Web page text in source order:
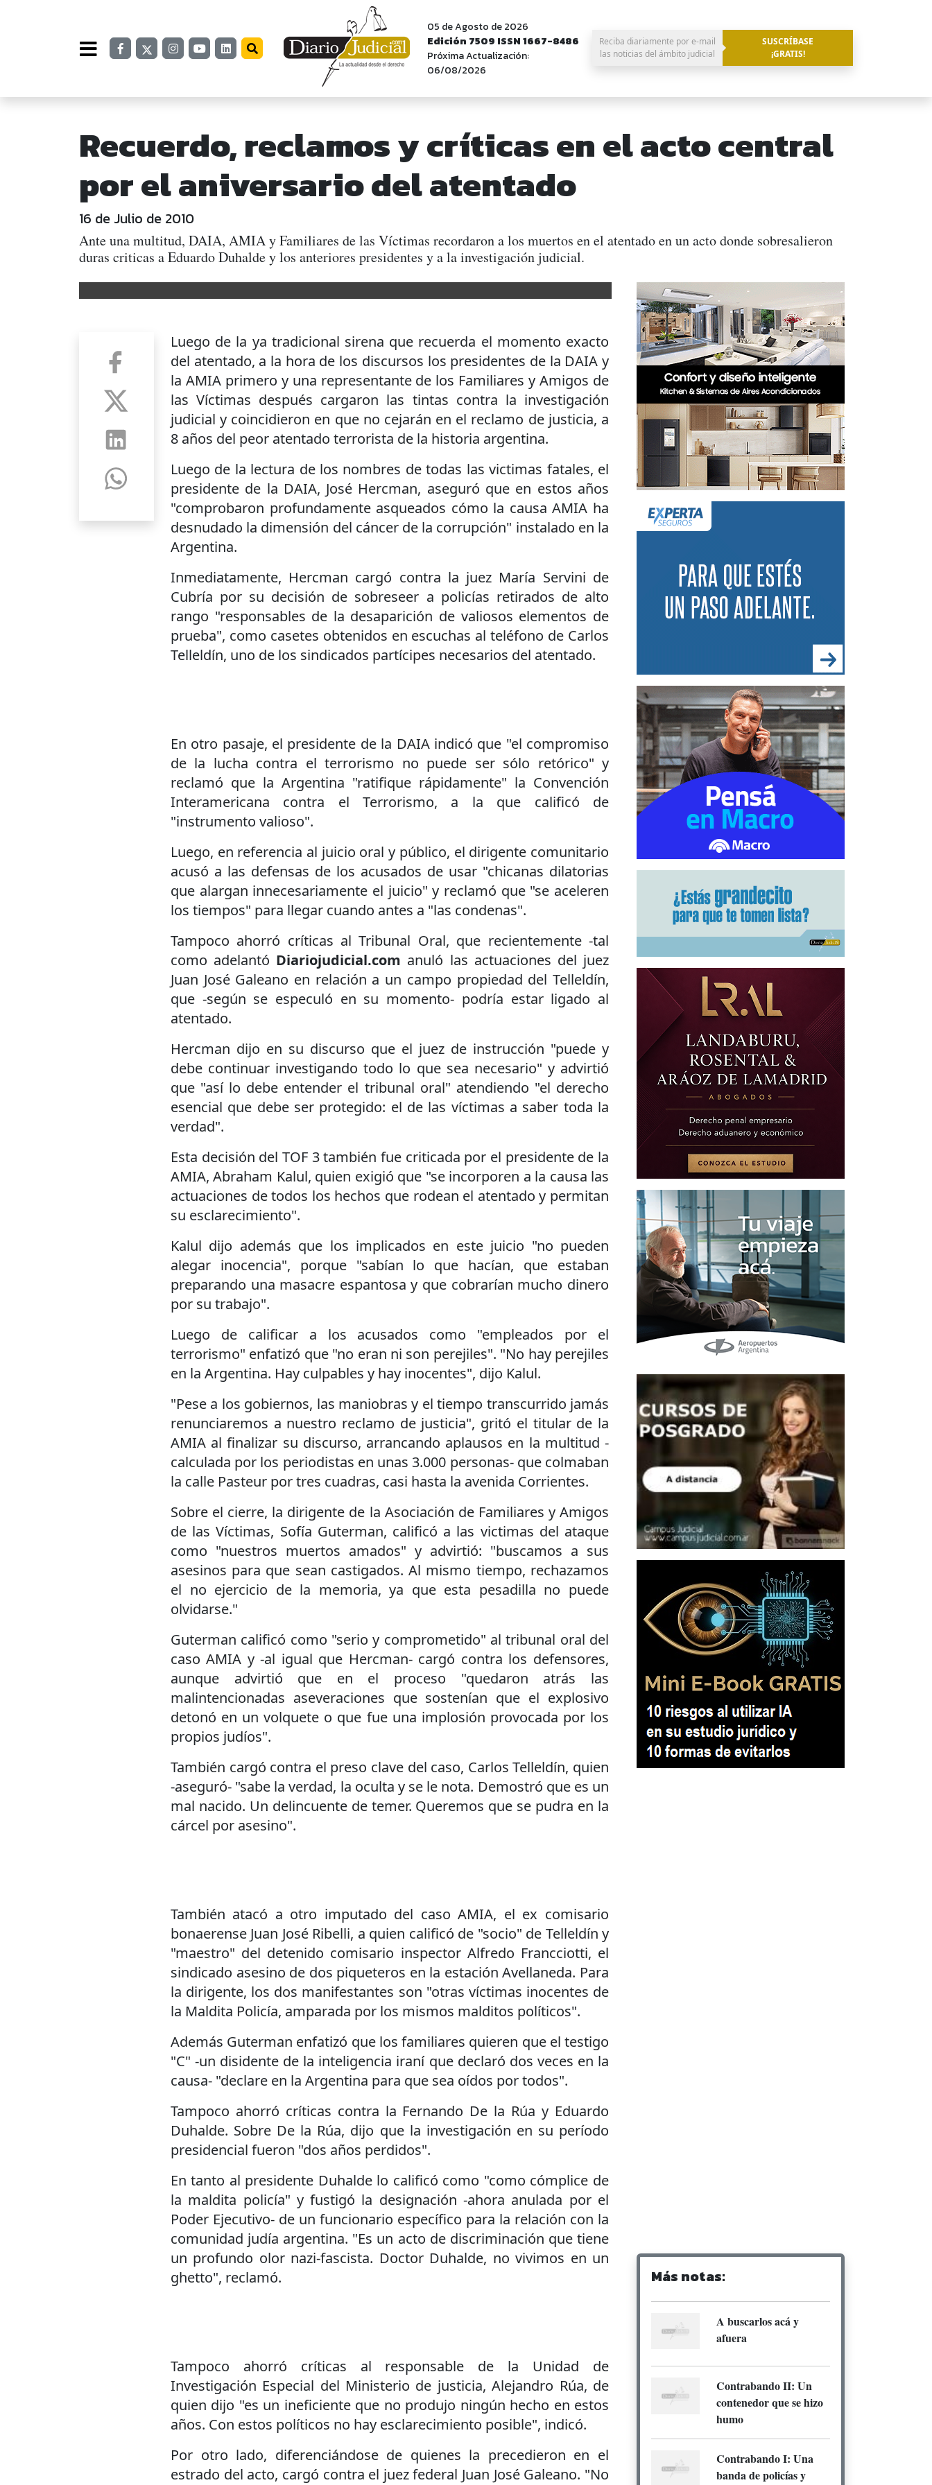
05 de Agosto de 2026
Edición 7509 ISSN 1667-8486
Próxima Actualización:
06/08/2026
Reciba diariamente por e-mail
las noticias del ámbito judicial
SUSCRÍBASE
¡GRATIS!
Recuerdo, reclamos y críticas en el acto central
por el aniversario del atentado
16 de Julio de 2010
Ante una multitud, DAIA, AMIA y Familiares de las Víctimas recordaron a los muertos en el atentado en un acto donde sobresalieron
duras criticas a Eduardo Duhalde y los anteriores presidentes y a la investigación judicial.
Luego de la ya tradicional sirena que recuerda el momento exacto
del atentado, a la hora de los discursos los presidentes de la DAIA y
la AMIA primero y una representante de los Familiares y Amigos de
las Víctimas después cargaron las tintas contra la investigación
judicial y coincidieron en que no cejarán en el reclamo de justicia, a
8 años del peor atentado terrorista de la historia argentina.
Luego de la lectura de los nombres de todas las victimas fatales, el
presidente de la DAIA, José Hercman, aseguró que en estos años
"comprobaron profundamente asqueados cómo la causa AMIA ha
desnudado la dimensión del cáncer de la corrupción" instalado en la
Argentina.
Inmediatamente, Hercman cargó contra la juez María Servini de
Cubría por su decisión de sobreseer a policías retirados de alto
rango "responsables de la desaparición de valiosos elementos de
prueba", como casetes obtenidos en escuchas al teléfono de Carlos
Telleldín, uno de los sindicados partícipes necesarios del atentado.
En otro pasaje, el presidente de la DAIA indicó que "el compromiso
de la lucha contra el terrorismo no puede ser sólo retórico" y
reclamó que la Argentina "ratifique rápidamente" la Convención
Interamericana contra el Terrorismo, a la que calificó de
"instrumento valioso".
Luego, en referencia al juicio oral y público, el dirigente comunitario
acusó a las defensas de los acusados de usar "chicanas dilatorias
que alargan innecesariamente el juicio" y reclamó que "se aceleren
los tiempos" para llegar cuando antes a "las condenas".
Tampoco ahorró críticas al Tribunal Oral, que recientemente -tal
como adelantó Diariojudicial.com anuló las actuaciones del juez
Juan José Galeano en relación a un campo propiedad del Telleldín,
que -según se especuló en su momento- podría estar ligado al
atentado.
Hercman dijo en su discurso que el juez de instrucción "puede y
debe continuar investigando todo lo que sea necesario" y advirtió
que "así lo debe entender el tribunal oral" atendiendo "el derecho
esencial que debe ser protegido: el de las víctimas a saber toda la
verdad".
Esta decisión del TOF 3 también fue criticada por el presidente de la
AMIA, Abraham Kalul, quien exigió que "se incorporen a la causa las
actuaciones de todos los hechos que rodean el atentado y permitan
su esclarecimiento".
Kalul dijo además que los implicados en este juicio "no pueden
alegar inocencia", porque "sabían lo que hacían, que estaban
preparando una masacre espantosa y que cobrarían mucho dinero
por su trabajo".
Luego de calificar a los acusados como "empleados por el
terrorismo" enfatizó que "no eran ni son perejiles". "No hay perejiles
en la Argentina. Hay culpables y hay inocentes", dijo Kalul.
"Pese a los gobiernos, las maniobras y el tiempo transcurrido jamás
renunciaremos a nuestro reclamo de justicia", gritó el titular de la
AMIA al finalizar su discurso, arrancando aplausos en la multitud -
calculada por los periodistas en unas 3.000 personas- que colmaban
la calle Pasteur por tres cuadras, casi hasta la avenida Corrientes.
Sobre el cierre, la dirigente de la Asociación de Familiares y Amigos
de las Víctimas, Sofía Guterman, calificó a las victimas del ataque
como "nuestros muertos amados" y advirtió: "buscamos a sus
asesinos para que sean castigados. Al mismo tiempo, rechazamos
el no ejercicio de la memoria, ya que esta pesadilla no puede
olvidarse."
Guterman calificó como "serio y comprometido" al tribunal oral del
caso AMIA y -al igual que Hercman- cargó contra los defensores,
aunque advirtió que en el proceso "quedaron atrás las
malintencionadas aseveraciones que sostenían que el explosivo
detonó en un volquete o que fue una implosión provocada por los
propios judíos".
También cargó contra el preso clave del caso, Carlos Telleldín, quien
-aseguró- "sabe la verdad, la oculta y se le nota. Demostró que es un
mal nacido. Un delincuente de temer. Queremos que se pudra en la
cárcel por asesino".
También atacó a otro imputado del caso AMIA, el ex comisario
bonaerense Juan José Ribelli, a quien calificó de "socio" de Telleldín y
"maestro" del detenido comisario inspector Alfredo Francciotti, el
sindicado asesino de dos piqueteros en la estación Avellaneda. Para
la dirigente, los dos manifestantes son "otras víctimas inocentes de
la Maldita Policía, amparada por los mismos malditos políticos".
Además Guterman enfatizó que los familiares quieren que el testigo
"C" -un disidente de la inteligencia iraní que declaró dos veces en la
causa- "declare en la Argentina para que sea oídos por todos".
Tampoco ahorró críticas contra la Fernando De la Rúa y Eduardo
Duhalde. Sobre De la Rúa, dijo que la investigación en su período
presidencial fueron "dos años perdidos".
En tanto al presidente Duhalde lo calificó como "como cómplice de
la maldita policía" y fustigó la designación -ahora anulada por el
Poder Ejecutivo- de un funcionario específico para la relación con la
comunidad judía argentina. "Es un acto de discriminación que tiene
un profundo olor nazi-fascista. Doctor Duhalde, no vivimos en un
ghetto", reclamó.
Tampoco ahorró críticas al responsable de la Unidad de
Investigación Especial del Ministerio de justicia, Alejandro Rúa, de
quien dijo "es un ineficiente que no produjo ningún hecho en estos
años. Con estos políticos no hay esclarecimiento posible", indicó.
Por otro lado, diferenciándose de quienes la precedieron en el
estrado del acto, cargó contra el juez federal Juan José Galeano. "No
Más notas:
A buscarlos acá y
afuera
Contrabando II: Un
contenedor que se hizo
humo
Contrabando I: Una
banda de policías y